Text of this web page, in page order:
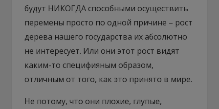
будут НИКОГДА способными осуществить
перемены просто по одной причине – рост
дерева нашего государства их абсолютно
не интересует. Или они этот рост видят
каким-то специфияным образом,
отличным от того, как это принято в мире.
Не потому, что они плохие, глупые,